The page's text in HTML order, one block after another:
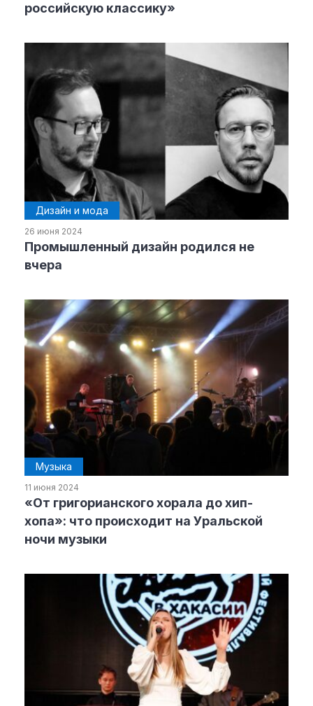
российскую классику»
Дизайн и мода
26 июня 2024
Промышленный дизайн родился не
вчера
Музыка
11 июня 2024
«От григорианского хорала до хип-
хопа»: что происходит на Уральской
ночи музыки